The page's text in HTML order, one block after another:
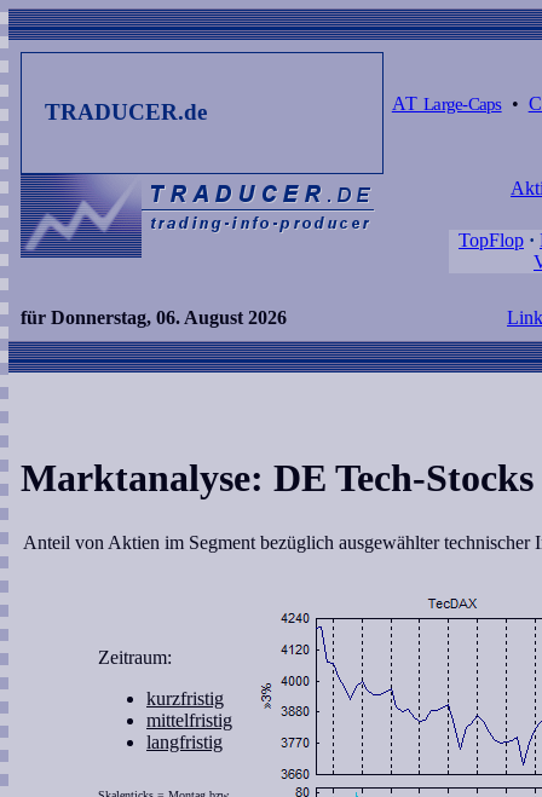
TRADUCER.de AT Large-Caps•
TopFlop ·
für Donnerstag, 06. August 2026
Marktanalyse: DE Tech-Stocks
Anteil von Aktien im Segment bezüglich ausgewählter technischer
Zeitraum:
kurzfristig
mittelfristig
langfristig